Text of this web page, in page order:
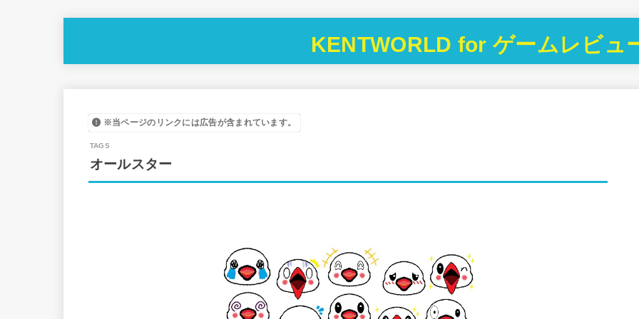
KENTWORLD for ゲームレビュ
※当ページのリンクには広告が含まれています。
オールスター